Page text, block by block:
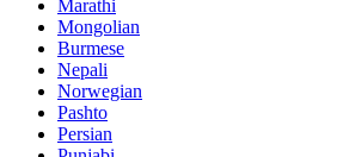
Marathi
Mongolian
Burmese
Nepali
Norwegian
Pashto
Persian